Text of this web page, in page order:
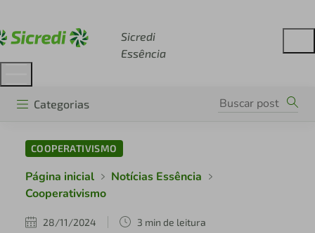
Sicredi
Essência
Categorias
COOPERATIVISMO
Página inicial
Notícias Essência
Cooperativismo
28/11/2024 3 min de leitura